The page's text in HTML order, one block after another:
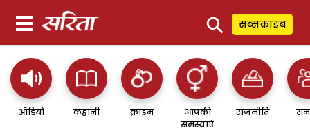
⚲ सब्सक्राइब
ऑडियो कहानी क्राइम
आपकी
समस्याएं
राजनीति